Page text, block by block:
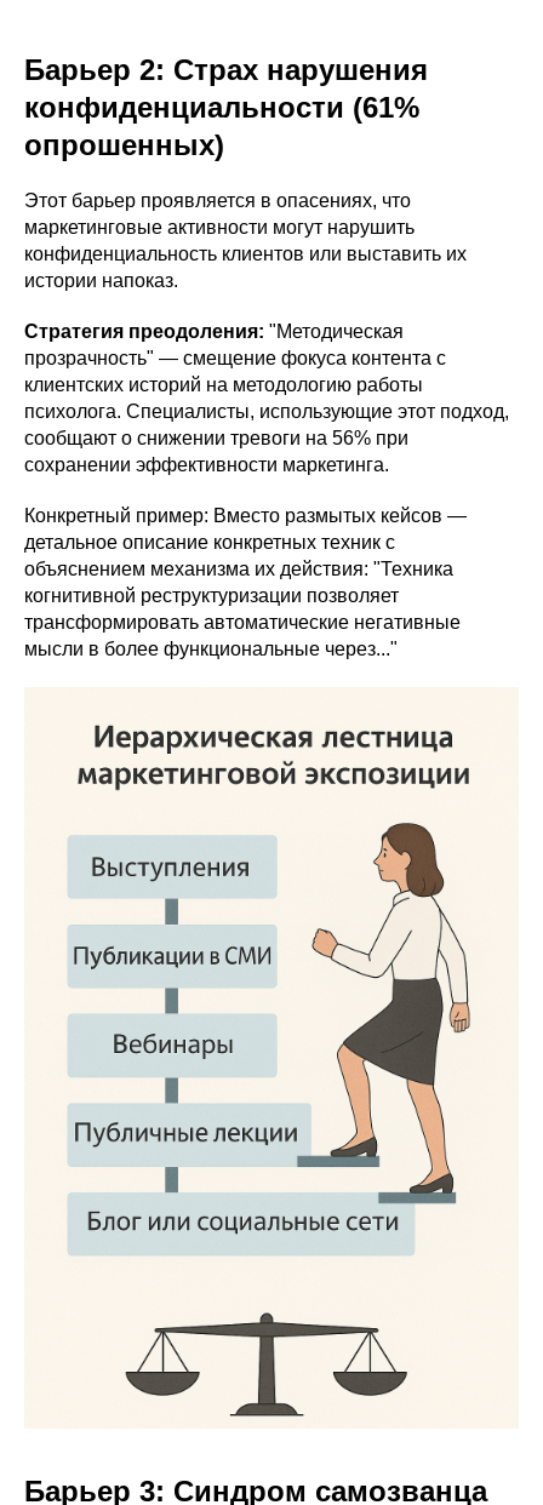
Барьер 2: Страх нарушения
конфиденциальности (61%
опрошенных)
Этот барьер проявляется в опасениях, что
маркетинговые активности могут нарушить
конфиденциальность клиентов или выставить их
истории напоказ.
Стратегия преодоления: "Методическая
прозрачность" — смещение фокуса контента с
клиентских историй на методологию работы
психолога. Специалисты, использующие этот подход,
сообщают о снижении тревоги на 56% при
сохранении эффективности маркетинга.
Конкретный пример: Вместо размытых кейсов —
детальное описание конкретных техник с
объяснением механизма их действия: "Техника
когнитивной реструктуризации позволяет
трансформировать автоматические негативные
мысли в более функциональные через..."
Барьер 3: Синдром самозванца